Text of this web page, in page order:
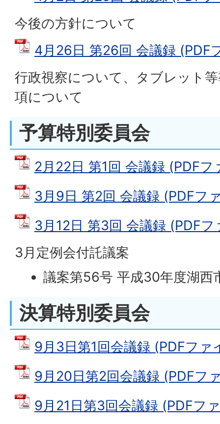
今後の方針について
4月26日 第26回 会議録 (PDF
行政視察について、タブレット
項について
予算特別委員会
2月22日 第1回 会議録 (PDF
3月9日 第2回 会議録 (PDFフ
3月12日 第3回 会議録 (PDF
3月定例会付託議案
議案第56号 平成30年度湖西
決算特別委員会
9月3日第1回会議録 (PDFファ
9月20日第2回会議録 (PDFフ
9月21日第3回会議録 (PDFフ